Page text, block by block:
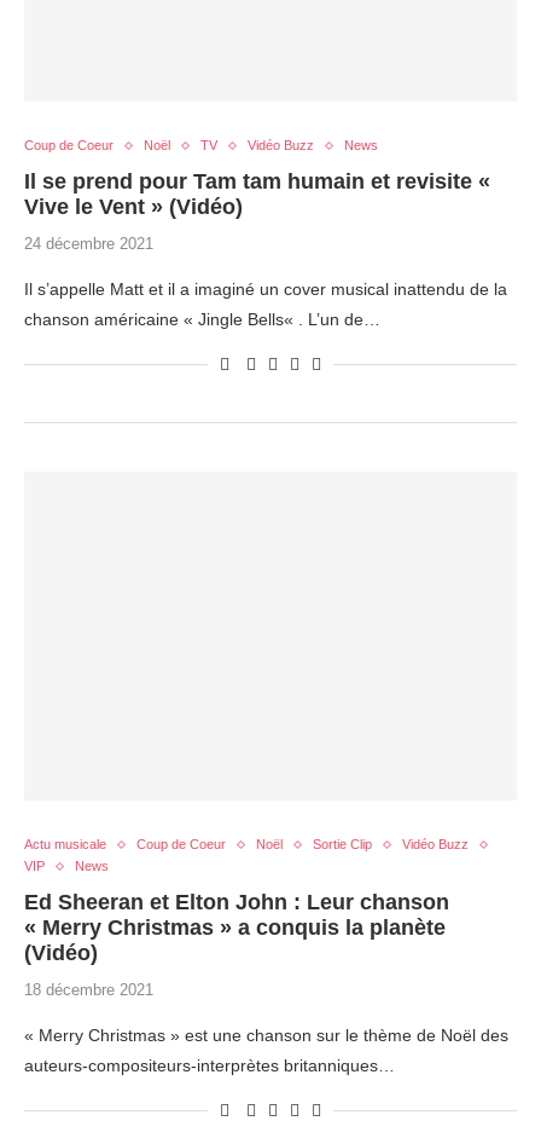
Coup de Coeur Noël TV Vidéo Buzz News
Il se prend pour Tam tam humain et revisite «
Vive le Vent » (Vidéo)
24 décembre 2021
Il s’appelle Matt et il a imaginé un cover musical inattendu de la
chanson américaine « Jingle Bells« . L’un de…
Actu musicale Coup de Coeur Noël Sortie Clip
Vidéo Buzz
VIP
News
Ed Sheeran et Elton John : Leur chanson
« Merry Christmas » a conquis la planète
(Vidéo)
18 décembre 2021
« Merry Christmas » est une chanson sur le thème de Noël des
auteurs-compositeurs-interprètes britanniques…